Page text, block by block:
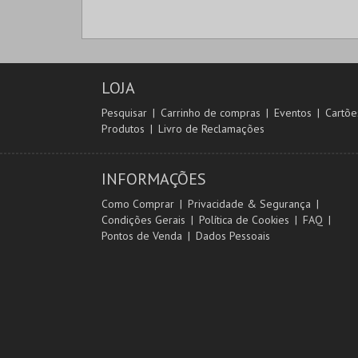
LOJA
Pesquisar Carrinho de compras Eventos
Produtos
Livro de Reclamações
INFORMAÇÕES
Como Comprar
Privacidade & Segurança
Condições Gerais
Política de Cookies
FAQ
Pontos de Venda
Dados Pessoais